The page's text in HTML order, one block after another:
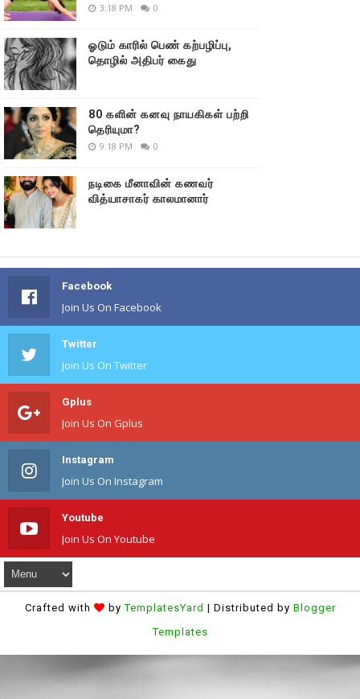
3:18 PM 0
ஓடும் காரில் பெண் கற்பழிப்பு,
தொழில் அதிபர் கைது
80 களின் கனவு நாயகிகள் பற்றி
தெரியுமா?
9:18 PM 0
நடிகை மீனாவின் கணவர்
வித்யாசாகர் காலமானார்
Facebook
Join Us On Facebook
Twitter
Join Us On Twitter
Gplus
Join Us On Gplus
Instagram
Join Us On Instagram
Youtube
Join Us On Youtube
Crafted with byTemplatesYard | Distributed by Blogger
Templates